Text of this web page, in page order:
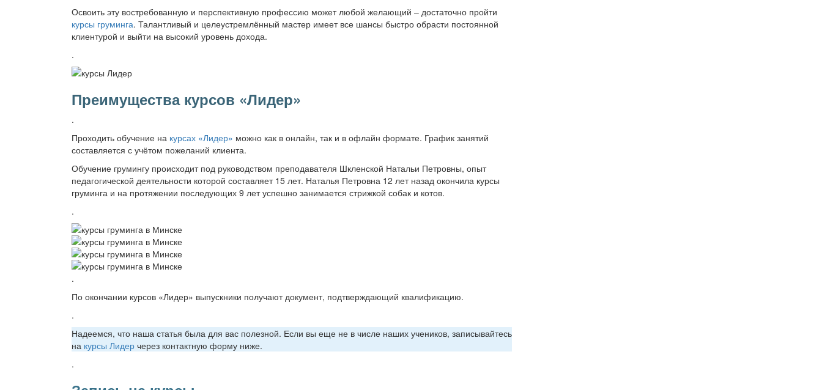
Освоить эту востребованную и перспективную профессию может любой желающий – достаточно пройти
курсы груминга. Талантливый и целеустремлённый мастер имеет все шансы быстро обрасти постоянной
клиентурой и выйти на высокий уровень дохода.
.
Преимущества курсов «Лидер»
.
Проходить обучение на курсах «Лидер» можно как в онлайн, так и в офлайн формате. График занятий
составляется с учётом пожеланий клиента.
Обучение грумингу происходит под руководством преподавателя Шкленской Натальи Петровны, опыт
педагогической деятельности которой составляет 15 лет. Наталья Петровна 12 лет назад окончила курсы
груминга и на протяжении последующих 9 лет успешно занимается стрижкой собак и котов.
.
.
По окончании курсов «Лидер» выпускники получают документ, подтверждающий квалификацию.
.
Надеемся, что наша статья была для вас полезной. Если вы еще не в числе наших учеников, записывайтесь
на курсы Лидер через контактную форму ниже.
.